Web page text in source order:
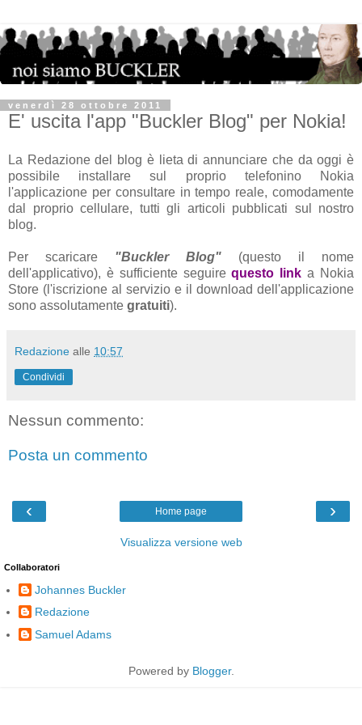
venerdì 28 ottobre 2011
E' uscita l'app "Buckler Blog" per Nokia!
La Redazione del blog è lieta di annunciare che da oggi è
possibile installare sul proprio telefonino Nokia
l'applicazione per consultare in tempo reale, comodamente
dal proprio cellulare, tutti gli articoli pubblicati sul nostro
blog.
Per scaricare "Buckler Blog" (questo il nome
dell'applicativo), è sufficiente seguirequesto link a Nokia
Store (l'iscrizione al servizio e il download dell'applicazione
sono assolutamente gratuiti).
Redazione alle 10:57
Condividi
Nessun commento:
Posta un commento
‹ ›
Home page
Visualizza versione web
Collaboratori
Johannes Buckler
Redazione
Samuel Adams
Powered by Blogger.